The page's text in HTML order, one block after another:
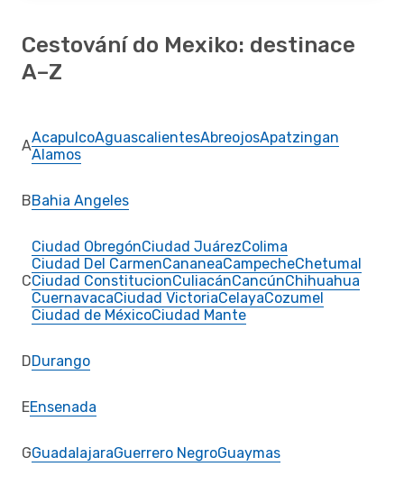
Cestování do Mexiko: destinace
A–Z
AAcapulcoAguascalientesAbreojosApatzingan
Alamos
BBahia Angeles
C
Ciudad ObregónCiudad JuárezColima
Ciudad Del CarmenCananeaCampecheChetumal
Ciudad ConstitucionCuliacánCancúnChihuahua
CuernavacaCiudad VictoriaCelayaCozumel
Ciudad de MéxicoCiudad Mante
DDurango
EEnsenada
GGuadalajaraGuerrero NegroGuaymas